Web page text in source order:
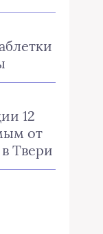
12
от
Твери